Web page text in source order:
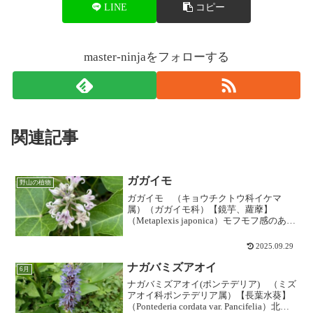
LINE コピー
master-ninjaをフォローする
関連記事
野山の植物 ガガイモ
ガガイモ （キョウチクトウ科イケマ
属）（ガガイモ科）【鏡芋、蘿藦】
（Metaplexis japonica）モフモフ感のある
野原などに生え、田畑まわりの雑草とし
から赤...
2025.09.29
6月 ナガバミズアオイ
ナガバミズアオイ(ポンテデリア) （ミズ
アオイ科ポンテデリア属）【長葉水葵】
（Pontederia cordata var. Pancifelia）北米